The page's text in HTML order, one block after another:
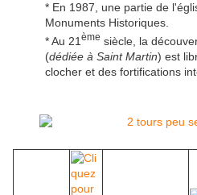
* En 1987, une partie de
Monuments Historiques.
* Au 21 ème siècle, la
(dédiée à Saint Martin) est
clocher et des fortifications